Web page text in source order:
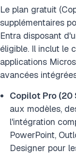
Le plan gratuit
supplémentaires
Entra disposant
éligible. Il inclut le
applications
avancées
Copilot Pro (20
aux modèles,
l'intégration
PowerPoint,
Designer pour